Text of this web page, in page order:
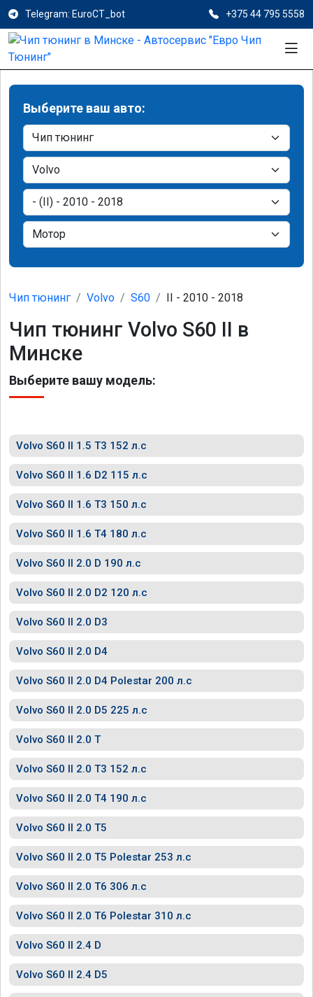
Telegram: EuroCT_bot +375 44 795 5558
Выберите ваш авто:
Чип тюнинг Volvo S60 II - 2010 - 2018
Чип тюнинг Volvo S60 II в
Минске
Выберите вашу модель:
Volvo S60 II 1.5 T3 152 л.с
Volvo S60 II 1.6 D2 115 л.с
Volvo S60 II 1.6 T3 150 л.с
Volvo S60 II 1.6 T4 180 л.с
Volvo S60 II 2.0 D 190 л.с
Volvo S60 II 2.0 D2 120 л.с
Volvo S60 II 2.0 D3
Volvo S60 II 2.0 D4
Volvo S60 II 2.0 D4 Polestar 200 л.с
Volvo S60 II 2.0 D5 225 л.с
Volvo S60 II 2.0 T
Volvo S60 II 2.0 T3 152 л.с
Volvo S60 II 2.0 T4 190 л.с
Volvo S60 II 2.0 T5
Volvo S60 II 2.0 T5 Polestar 253 л.с
Volvo S60 II 2.0 T6 306 л.с
Volvo S60 II 2.0 T6 Polestar 310 л.с
Volvo S60 II 2.4 D
Volvo S60 II 2.4 D5